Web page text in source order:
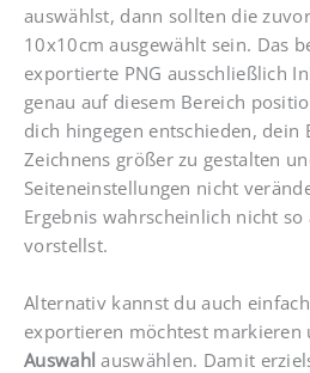
auswählst, dann sollten die
10x10cm ausgewählt sein. Das
exportierte PNG ausschließlich
genau auf diesem Bereich
dich hingegen entschieden, dein
Zeichnens größer zu gestalten
Seiteneinstellungen nicht
Ergebnis wahrscheinlich nicht
vorstellst.
Alternativ kannst du auch
exportieren möchtest markieren
Auswahl auswählen. Damit